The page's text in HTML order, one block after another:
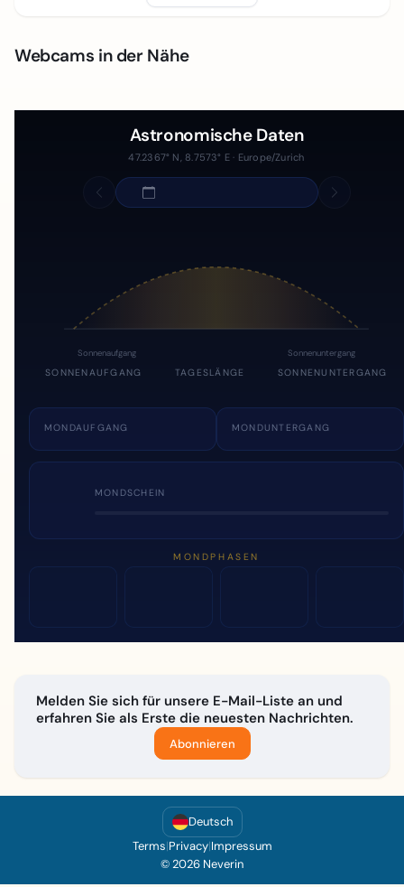
Webcams in der Nähe
Astronomische Daten
47.2367° N, 8.7573° E · Europe/Zurich
Sonnenaufgang Sonnenuntergang
SONNENAUFGANG TAGESLÄNGE SONNENUNTERGANG
MONDAUFGANG MONDUNTERGANG
MONDSCHEIN
MONDPHASEN
Melden Sie sich für unsere E-Mail-Liste an und
erfahren Sie als Erste die neuesten Nachrichten.
Abonnieren
Deutsch
Terms|Privacy|Impressum
© 2026 Neverin